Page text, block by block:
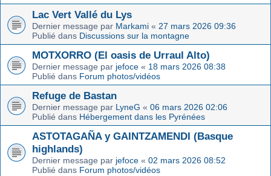
Lac Vert Vallé du Lys
Dernier message par Markami « 27 mars 2026 09:36
Publié dans Discussions sur la montagne
MOTXORRO (El oasis de Urraul Alto)
Dernier message par jefoce « 18 mars 2026 08:38
Publié dans Forum photos/vidéos
Refuge de Bastan
Dernier message par LyneG « 06 mars 2026 02:06
Publié dans Hébergement dans les Pyrénées
ASTOTAGAÑA y GAINTZAMENDI (Basque
highlands)
Dernier message par jefoce « 02 mars 2026 08:52
Publié dans Forum photos/vidéos